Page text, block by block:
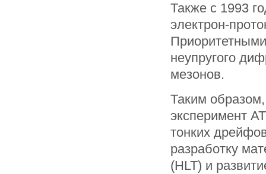
Также с 1993
электрон-
неупругого
мезонов.
Таким
эксперимент
тонких
разработку
(HLT) и